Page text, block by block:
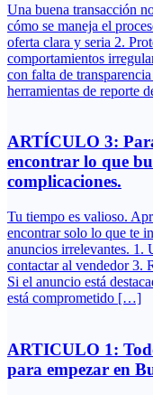
Una buena transacción
cómo se maneja el
oferta clara y seria 2.
comportamientos
con falta de
herramientas de reporte
ARTÍCULO 3:
encontrar lo que
complicaciones.
Tu tiempo es valioso.
encontrar solo lo que te
anuncios irrelevantes. 1.
contactar al vendedor 3.
Si el anuncio está
está comprometido […]
ARTICULO 1:
para empezar en